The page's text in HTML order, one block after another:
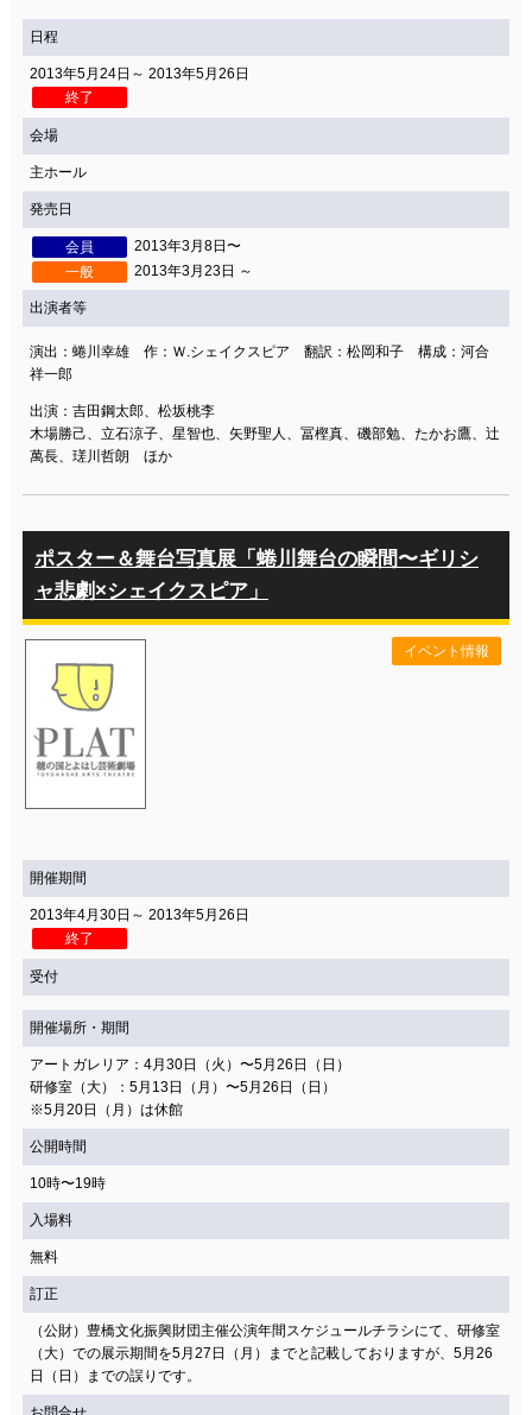
日程
2013年5月24日～ 2013年5月26日
終了
会場
主ホール
発売日
会員
2013年3月8日〜
一般
2013年3月23日 ～
出演者等
演出：蜷川幸雄 作：Ｗ.シェイクスピア 翻訳：松岡和子 構成：河合
祥一郎
出演：吉田鋼太郎、松坂桃李
木場勝己、立石涼子、星智也、矢野聖人、冨樫真、磯部勉、たかお鷹、辻
萬長、瑳川哲朗 ほか
ポスター＆舞台写真展「蜷川舞台の瞬間〜ギリシ
ャ悲劇×シェイクスピア」
イベント情報
開催期間
2013年4月30日～ 2013年5月26日
終了
受付
開催場所・期間
アートガレリア：4月30日（火）〜5月26日（日）
研修室（大）：5月13日（月）〜5月26日（日）
※5月20日（月）は休館
公開時間
10時〜19時
入場料
無料
訂正
（公財）豊橋文化振興財団主催公演年間スケジュールチラシにて、研修室
（大）での展示期間を5月27日（月）までと記載しておりますが、5月26
日（日）までの誤りです。